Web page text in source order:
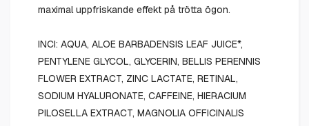
maximal uppfriskande effekt på trötta ögon.
INCI: AQUA, ALOE BARBADENSIS LEAF JUICE*,
PENTYLENE GLYCOL, GLYCERIN, BELLIS PERENNIS
FLOWER EXTRACT, ZINC LACTATE, RETINAL,
SODIUM HYALURONATE, CAFFEINE, HIERACIUM
PILOSELLA EXTRACT, MAGNOLIA OFFICINALIS